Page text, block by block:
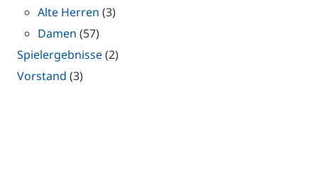
Alte Herren (3)
Damen (57)
Spielergebnisse(2)
Vorstand (3)